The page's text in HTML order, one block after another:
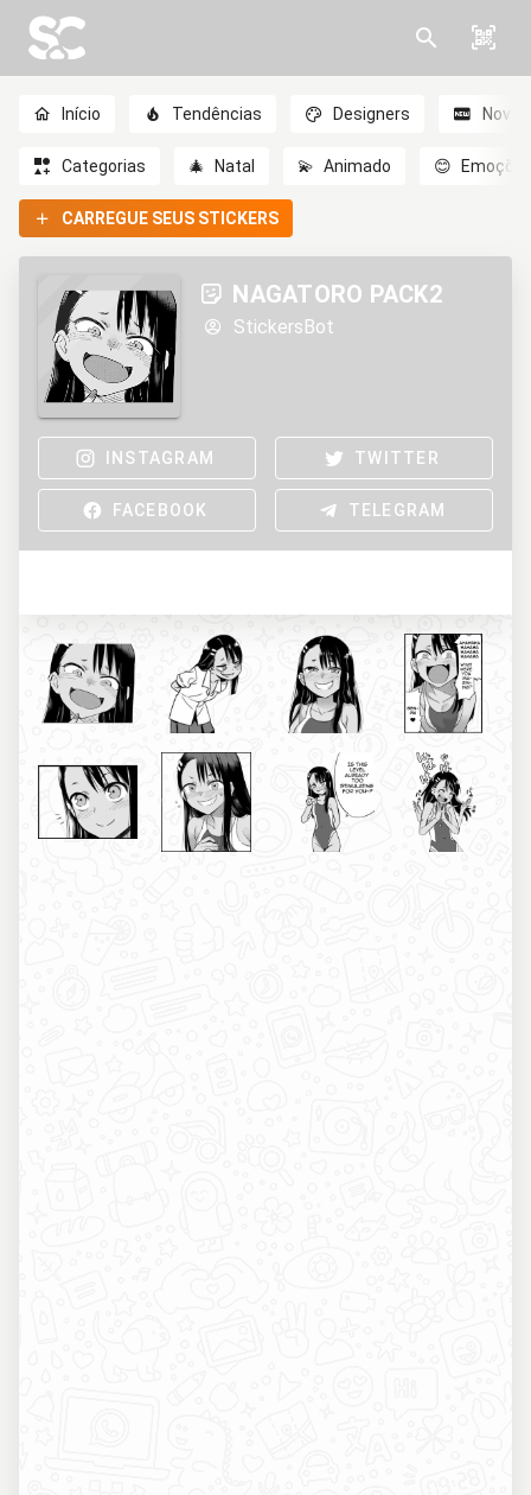
Início Tendências Designers Novo
Categorias 🎄 Natal 💫 Animado 😊
CARREGUE SEUS STICKERS
NAGATORO PACK2
StickersBot
INSTAGRAM TWITTER
FACEBOOK TELEGRAM